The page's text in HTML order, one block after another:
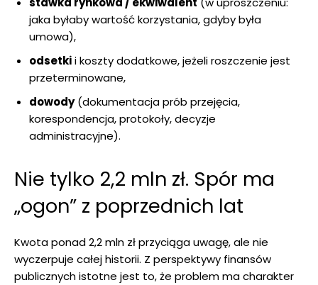
jaka byłaby wartość korzystania, gdyby była
umowa),
odsetkii koszty dodatkowe, jeżeli roszczenie jest
przeterminowane,
dowody(dokumentacja prób przejęcia,
korespondencja, protokoły, decyzje
administracyjne).
Nie tylko 2,2 mln zł. Spór ma
„ogon” z poprzednich lat
Kwota ponad 2,2 mln zł przyciąga uwagę, ale nie
wyczerpuje całej historii. Z perspektywy finansów
publicznych istotne jest to, że problem ma charakter